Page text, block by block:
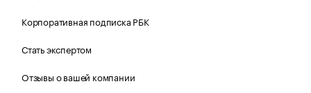
Корпоративная подписка РБК
Стать экспертом
Отзывы о вашей компании